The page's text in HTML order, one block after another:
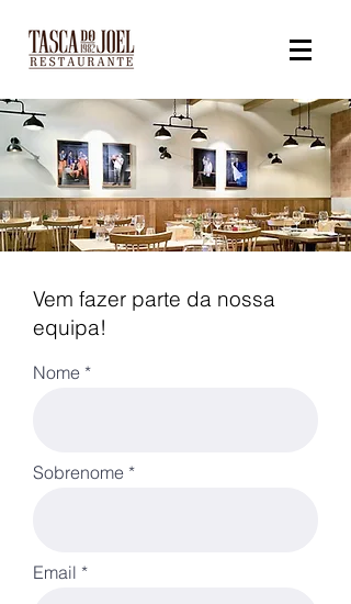
Vem fazer parte da nossa
equipa!
Nome
Sobrenome
Email